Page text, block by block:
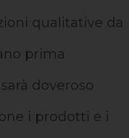
qualitative da
prima
doveroso
i prodotti e i